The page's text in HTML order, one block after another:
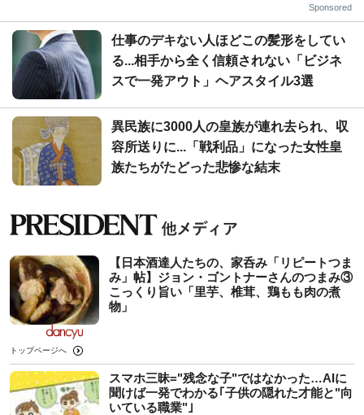
Sponsored
仕事のデキない人ほどこの髪形をしてい
る...相手から全く信頼されない「ビジネ
スで一発アウト」ヘアスタイル3選
異民族に3000人の皇族が連れ去られ、収
容所送りに...「戦利品」になった女性皇
族たちがたどった悲惨な結末
【日本酒達人たちの、家呑み「リピートつま
み」帖】ジョン・ゴントナーさんのつまみ③
こっくり旨い「里芋、椎茸、鶏もも肉の煮
物」
トップページへ
スマホ三昧="残念な子"ではなかった…AIに
聞けば一発でわかる｢子供の隠れた才能と"向
いている職業"｣